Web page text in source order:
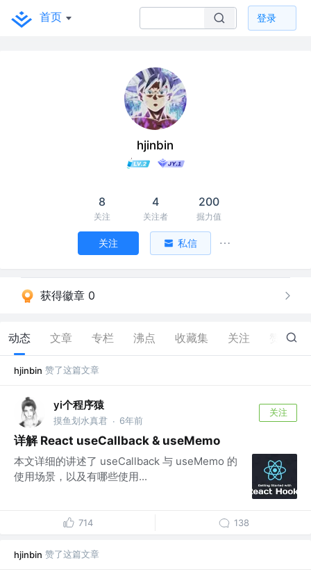
首页 登录
hjinbin
8
关注
4
关注者
200
掘力值
关注 私信
获得徽章 0
动态 文章 专栏 沸点 收藏集 关注 36
hjinbin 赞了这篇文章
yi个程序猿
摸鱼划水真君 · 6年前
关注
详解 React useCallback & useMemo
本文详细的讲述了 useCallback 与 useMemo 的
使用场景，以及有哪些使用...
714 138
hjinbin 赞了这篇文章